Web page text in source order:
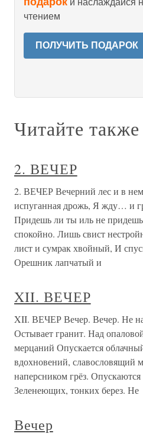
и наслаждайся
чтением
ПОЛУЧИТЬ ПОДАРОК
Читайте также
2. ВЕЧЕР
2. ВЕЧЕР Вечерний лес и в
испуганная дрожь, Я жду… и
Придешь ли ты иль не
спокойно. Лишь свист
лист и сумрак хвойный, И
Орешник лапчатый и
XII. ВЕЧЕР
XII. ВЕЧЕР Вечер. Вечер. Не
Остывает гранит. Над
мерцаний Опускается
вдохновений, славословящий
наперсником грёз.
Зеленеющих, тонких берез. Не
Вечер